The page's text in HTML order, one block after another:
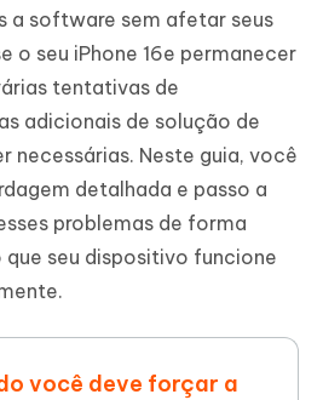
a software sem afetar seus
o seu iPhone 16e permanecer
tentativas de
adicionais de solução de
necessárias. Neste guia, você
detalhada e passo a
problemas de forma
seu dispositivo funcione
você deve forçar a